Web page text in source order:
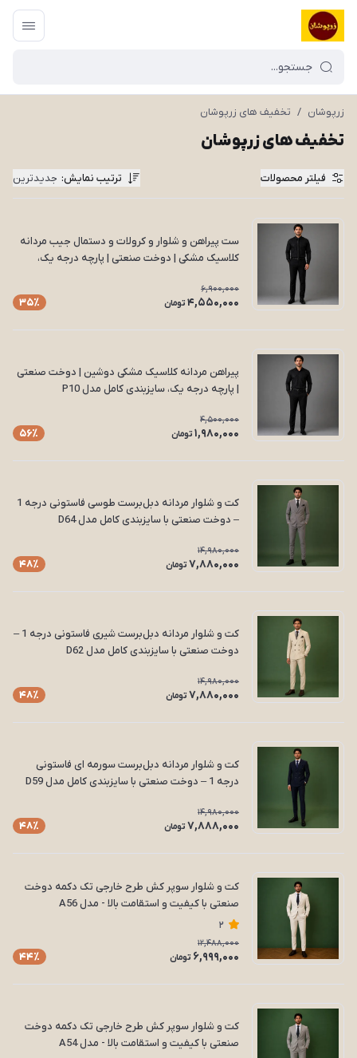
زرپوشان / تخفیف های زرپوشان
تخفیف های زرپوشان
فیلتر محصولات ترتیب نمایش: جدیدترین
ست پیراهن و شلوار و کرولات و دستمال جیب مردانه
کلاسیک مشکی | دوخت صنعتی | پارچه درجه یک،
6,900,000
4,550,000 تومان 35٪
پیراهن مردانه کلاسیک مشکی دوشین | دوخت صنعتی
| پارچه درجه یک، سایزبندی کامل مدل P10
4,500,000
1,980,000 تومان 56٪
کت و شلوار مردانه دبل‌برست طوسی فاستونی درجه 1
– دوخت صنعتی با سایزبندی کامل مدل D64
14,980,000
7,880,000 تومان 48٪
کت و شلوار مردانه دبل‌برست شیری فاستونی درجه 1 –
دوخت صنعتی با سایزبندی کامل مدل D62
14,980,000
7,880,000 تومان 48٪
کت و شلوار مردانه دبل‌برست سورمه ای فاستونی
درجه 1 – دوخت صنعتی با سایزبندی کامل مدل D59
14,980,000
7,888,000 تومان 48٪
کت و شلوار سوپر کش طرح خارجی تک دکمه دوخت
صنعتی با کیفیت و استقامت بالا - مدل A56
2
12,488,000
6,999,000 تومان 44٪
کت و شلوار سوپر کش طرح خارجی تک دکمه دوخت
صنعتی با کیفیت و استقامت بالا - مدل A54